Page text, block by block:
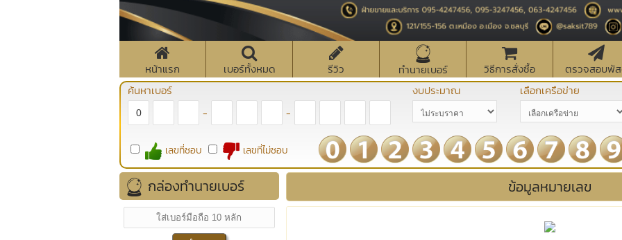
หน้าแรก เบอร์ทั้งหมด รีวิว ทำนายเบอร์ วิธีการสั่งซื้อ
ตรวจสอบพั
ค้นหาเบอร์
- -
งบประมาณ เลือกเครือข่าย
เลขที่ชอบ เลขที่ไม่ชอบ
กล่องทำนายเบอร์ ข้อมูลหมายเลข